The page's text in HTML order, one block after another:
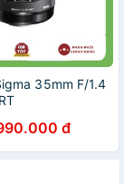
35mm F/1.4
đ